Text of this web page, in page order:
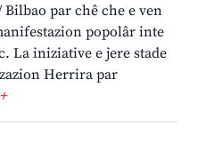
par chê che e ven
popolâr inte
La iniziative e jere stade
Herrira par